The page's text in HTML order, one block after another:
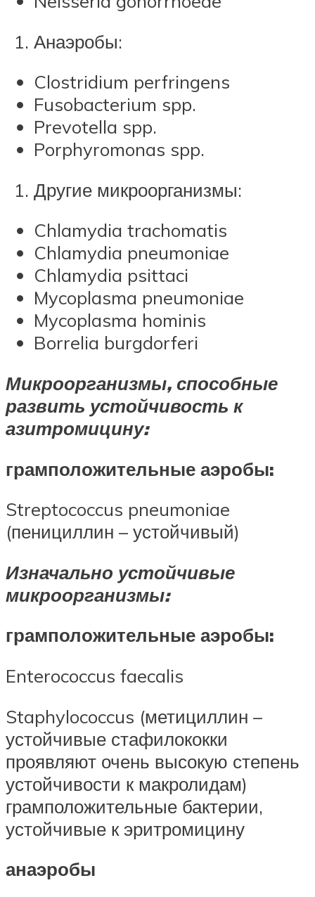
Анаэробы:
Clostridium perfringens
Fusobacterium spp.
Prevotella spp.
Porphyromonas spp.
Другие микроорганизмы:
Chlamydia trachomatis
Chlamydia pneumoniae
Chlamydia psittaci
Mycoplasma pneumoniae
Mycoplasma hominis
Borrelia burgdorferi
Микроорганизмы, способные
развить устойчивость к
азитромицину:
грамположительные аэробы:
Streptococcus pneumoniae
(пенициллин – устойчивый)
Изначально устойчивые
микроорганизмы:
грамположительные аэробы:
Enterococcus faecalis
Staphylococcus (метициллин –
устойчивые стафилококки
проявляют очень высокую степень
устойчивости к макролидам)
грамположительные бактерии,
устойчивые к эритромицину
анаэробы